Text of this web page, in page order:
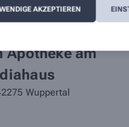
AKZEPTIEREN
Apotheke am
Wuppertal